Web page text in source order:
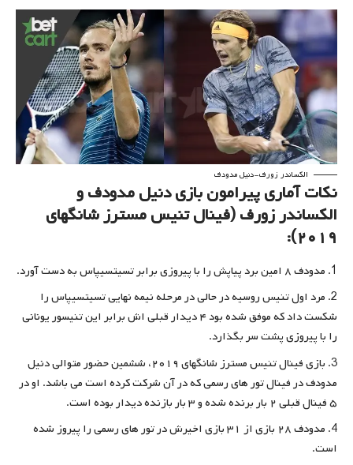
الکساندر زورف-دنیل مدودف
نکات آماری پیرامون بازی دنیل مدودف و
الکساندر زورف (فینال تنیس مسترز شانگهای
۲۰۱۹):
مدودف ۸ امین برد پیاپش را با پیروزی برابر تسیتسیپاس به دست آورد.
مرد اول تنیس روسیه در حالی در مرحله نیمه نهایی تسیتسیپاس را
شکست داد که موفق شده بود ۴ دیدار قبلی اش برابر این تنیسور یونانی
را با پیروزی پشت سر بگذارد.
بازی فینال تنیس مسترز شانگهای ۲۰۱۹، ششمین حضور متوالی دنیل
مدودف در فینال تور های رسمی که در آن شرکت کرده است می باشد. او در
۵ فینال قبلی ۲ بار برنده شده و ۳ بار بازنده دیدار بوده است.
مدودف ۲۸ بازی از ۳۱ بازی اخیرش در تور های رسمی را پیروز شده
است.